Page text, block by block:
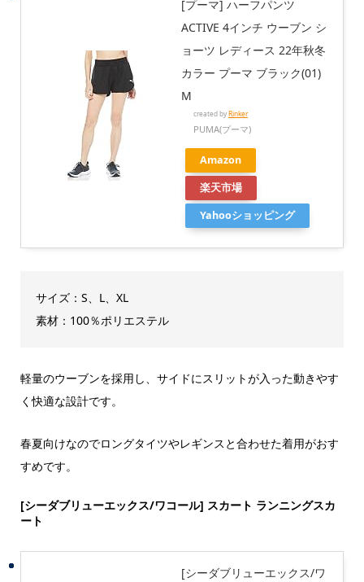
[プーマ] ハーフパンツ
ACTIVE 4インチ ウーブン シ
ョーツ レディース 22年秋冬
カラー プーマ ブラック(01)
M
created byRinker
PUMA(プーマ)
Amazon
楽天市場
Yahooショッピング
サイズ：S、L、XL
素材：100％ポリエステル
軽量のウーブンを採用し、サイドにスリットが入った動きやす
く快適な設計です。
春夏向けなのでロングタイツやレギンスと合わせた着用がおす
すめです。
[シーダブリューエックス/ワコール] スカート ランニングスカ
ート
[シーダブリューエックス/ワ